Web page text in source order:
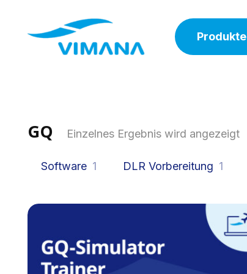
Produkte
GQ Einzelnes Ergebnis wird angezeigt
Software 1 DLR Vorbereitung 1